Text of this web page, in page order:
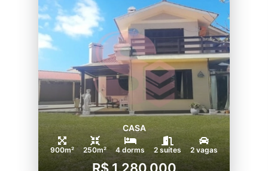
CASA
900m² 250m² 4 dorms 2 suítes 2 vagas